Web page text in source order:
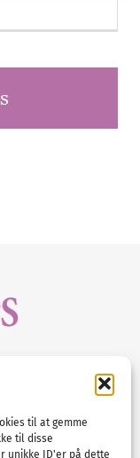
til at gemme
til disse
unikke ID'er på dette